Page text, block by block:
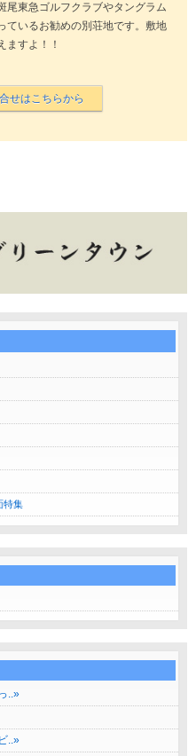
尾東急ゴルフクラブやタングラム
ているお勧めの別荘地です。敷地
ますよ！！
特集
..»
..»